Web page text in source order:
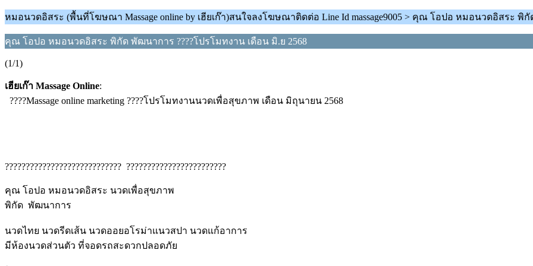
หมอนวดอิสระ (พื้นที่โฆษณา Massage online by เฮียเก๊า)สนใจลงโฆษณาติดต่อ Line Id massage9005 > คุณ โอปอ หมอนวดอิสระ พิ
คุณ โอปอ หมอนวดอิสระ พิกัด พัฒนาการ ????โปรโมทงาน เดือน มิ.ย 2568
(1/1)
เฮียเก๊า Massage Online:
????Massage online marketing ????โปรโมทงานนวดเพื่อสุขภาพ เดือน มิถุนายน 2568
???????????????????????????? ​ ????????????????????????
คุณ โอปอ หมอนวดอิสระ นวดเพื่อสุขภาพ
พิกัด พัฒนาการ
นวดไทย นวดรีดเส้น นวดออยอโรม่าแนวสปา นวดแก้อาการ
มีห้องนวดส่วนตัว ที่จอดรถสะดวกปลอดภัย